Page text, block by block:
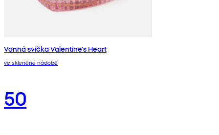
Vonná svíčka Valentine's Heart
ve skleněné nádobě
50